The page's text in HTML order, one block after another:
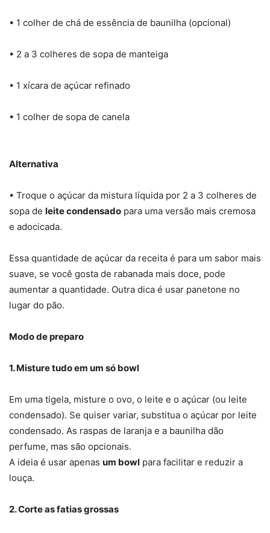
• 1 colher de chá de essência de baunilha (opcional)
• 2 a 3 colheres de sopa de manteiga
• 1 xícara de açúcar refinado
• 1 colher de sopa de canela
Alternativa
• Troque o açúcar da mistura líquida por 2 a 3 colheres de
sopa de leite condensado para uma versão mais cremosa
e adocicada.
Essa quantidade de açúcar da receita é para um sabor mais
suave, se você gosta de rabanada mais doce, pode
aumentar a quantidade. Outra dica é usar panetone no
lugar do pão.
Modo de preparo
1. Misture tudo em um só bowl
Em uma tigela, misture o ovo, o leite e o açúcar (ou leite
condensado). Se quiser variar, substitua o açúcar por leite
condensado. As raspas de laranja e a baunilha dão
perfume, mas são opcionais.
A ideia é usar apenas um bowl para facilitar e reduzir a
louça.
2. Corte as fatias grossas